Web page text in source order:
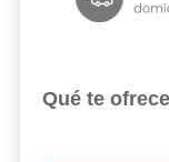
Qué te